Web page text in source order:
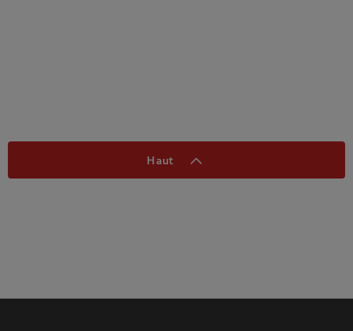
Haut